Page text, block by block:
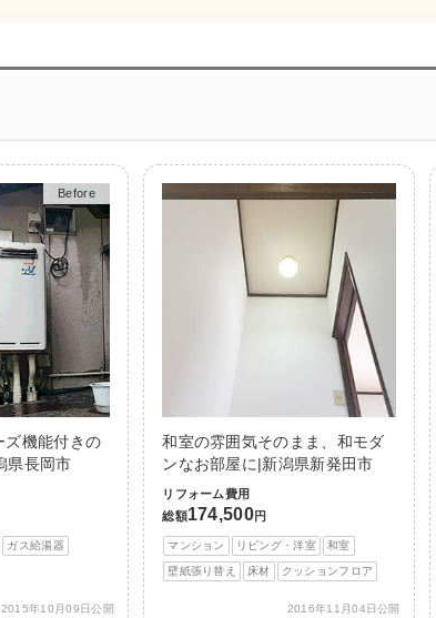
Before
After
ズ機能付きの
県長岡市
ガス給湯器
2015年10月09日公開
和室の雰囲気そのまま、和モダ
ンなお部屋に|新潟県新発田市
リフォーム費用
総額174,500円
マンション リビング・洋室 和室
壁紙張り替え 床材 クッションフロア
2016年11月04日公開